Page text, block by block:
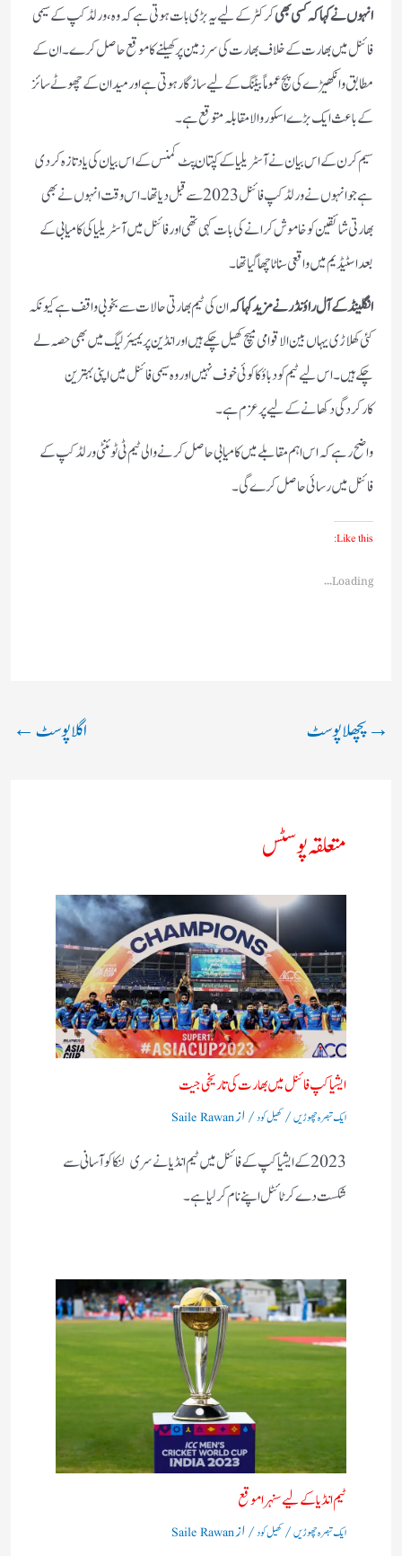
انہوں نے کہا کہ کسی بھیکرکٹر کے لیے یہ بڑی بات ہوتی ہے کہ وہ ،ورلڈ کپ کے سیمی
فائنل میں بھارت کے خلاف بھارت کی سرزمین پر کھیلنے کا موقع حاصل کرے۔ ان کے
مطابق وانکھیڑے کی پچ عموماً بیٹنگ کے لیے سازگار ہوتی ہے اور میدان کے چھوٹے سائز
کے باعث ایک بڑے اسکور والا مقابلہ متوقع ہے۔
سیم کرن کے اس بیان نے آسٹریلیا کے کپتان پٹ کمنس کے اس بیان کی یاد تازہ کر دی
ہے جو انہوں نے ورلڈ کپ فائنل 2023 سے قبل دیا تھا۔ اس وقت انہوں نے بھی
بھارتی شائقین کو خاموش کرانے کی بات کہی تھی اور فائنل میں آسٹریلیا کی کامیابی کے
بعد اسٹیڈیم میں واقعی سناٹا چھا گیا تھا۔
انگلینڈ کے آل راؤنڈر نے مزید کہا کہان کی ٹیم بھارتی حالات سے بخوبی واقف ہے کیونکہ
کئی کھلاڑی یہاں بین الاقوامی میچ کھیل چکے ہیں اور انڈین پریمیئر لیگ میں بھی حصہ لے
چکے ہیں۔ اس لیے ٹیم کو دباؤ کا کوئی خوف نہیں اور وہ سیمی فائنل میں اپنی بہترین
کارکردگی دکھانے کے لیے پرعزم ہے۔
واضح رہے کہ اس اہم مقابلے میں کامیابی حاصل کرنے والی ٹیم ٹی ٹوئنٹی ورلڈ کپ کے
فائنل میں رسائی حاصل کرے گی۔
Like this:
Loading...
→پچھلا پوسٹ اگلا پوسٹ←
متعلقہ پوسٹس
ایشیا کپ فائنل میں بھارت کی تاریخی جیت
ایک تبصرہ چھوڑیں/کھیل کود/ ازSaile Rawan
2023 کے ایشیا کپ کے فائنل میں ٹیم انڈیا نے سری لنکا کو آسانی سے
شکست دے کر ٹائٹل اپنے نام کرلیا ہے۔
ٹیم انڈیا کے لیے سنہرا موقع
ایک تبصرہ چھوڑیں/کھیل کود/ ازSaile Rawan